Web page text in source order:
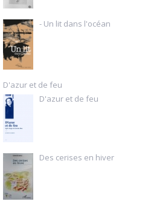
- Un lit dans l'océan
D'azur et de feu
D'azur et de feu
Des cerises en hiver